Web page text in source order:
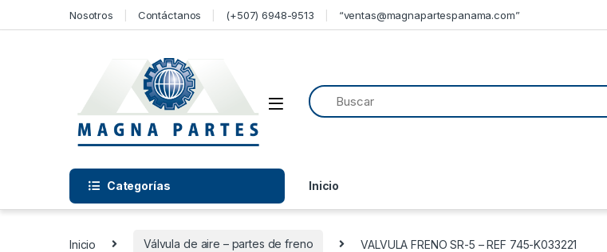
Nosotros Contáctanos (+507) 6948-9513 “ventas@magnapartespanama.com”
Categorías Inicio
Inicio Válvula de aire – partes de freno VALVULA FRENO SR-5 – REF 745-K033221